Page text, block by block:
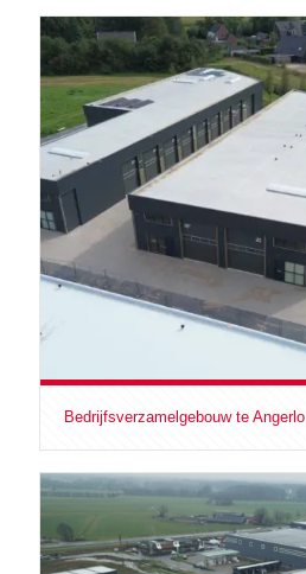
Bedrijfsverzamelgebouw te Angerlo